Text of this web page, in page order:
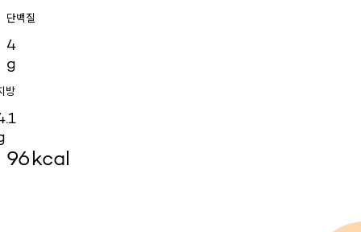
단백질
4
g
방
96kcal